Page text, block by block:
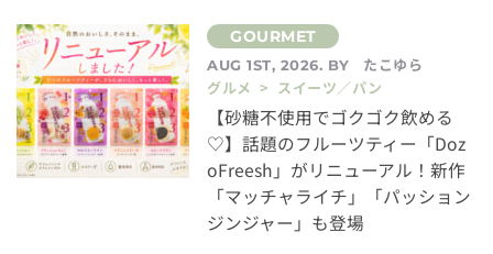
AUG 1ST, 2026. BY
たこゆら
グルメ > スイーツ／パン
【砂糖不使用でゴクゴク飲める
♡】話題のフルーツティー「Doz
oFreesh」がリニューアル！新作
「マッチャライチ」「パッション
ジンジャー」も登場